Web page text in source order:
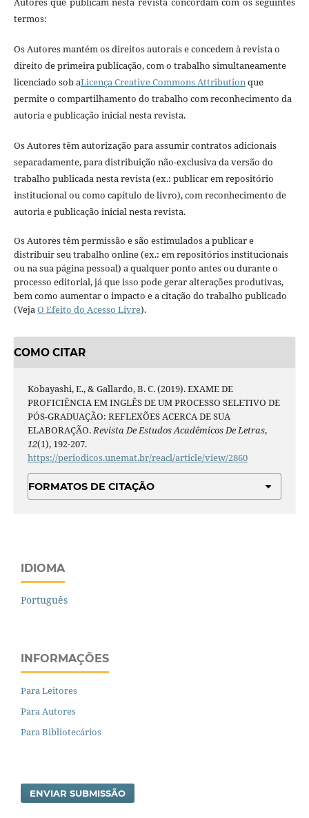
termos:
Os Autores mantém os direitos autorais e concedem à revista o
direito de primeira publicação, com o trabalho simultaneamente
licenciado sob aLicença Creative Commons Attributionque
permite o compartilhamento do trabalho com reconhecimento da
autoria e publicação inicial nesta revista.
Os Autores têm autorização para assumir contratos adicionais
separadamente, para distribuição não-exclusiva da versão do
trabalho publicada nesta revista (ex.: publicar em repositório
institucional ou como capítulo de livro), com reconhecimento de
autoria e publicação inicial nesta revista.
Os Autores têm permissão e são estimulados a publicar e
distribuir seu trabalho online (ex.: em repositórios institucionais
ou na sua página pessoal) a qualquer ponto antes ou durante o
processo editorial, já que isso pode gerar alterações produtivas,
bem como aumentar o impacto e a citação do trabalho publicado
(VejaO Efeito do Acesso Livre).
COMO CITAR
Kobayashi, E., & Gallardo, B. C. (2019). EXAME DE
PROFICIÊNCIA EM INGLÊS DE UM PROCESSO SELETIVO DE
PÓS-GRADUAÇÃO: REFLEXÕES ACERCA DE SUA
ELABORAÇÃO.Revista De Estudos Acadêmicos De Letras,
12(1), 192-207.
https://periodicos.unemat.br/reacl/article/view/2860
FORMATOS DE CITAÇÃO
IDIOMA
Português
INFORMAÇÕES
Para Leitores
Para Autores
Para Bibliotecários
ENVIAR SUBMISSÃO